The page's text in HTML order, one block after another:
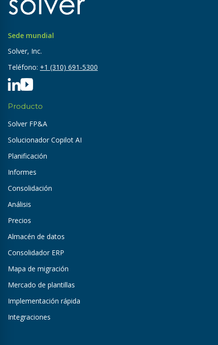
Sede mundial
Solver, Inc.
Teléfono: +1 (310) 691-5300
Producto
Solver FP&A
Solucionador Copilot AI
Planificación
Informes
Consolidación
Análisis
Precios
Almacén de datos
Consolidador ERP
Mapa de migración
Mercado de plantillas
Implementación rápida
Integraciones